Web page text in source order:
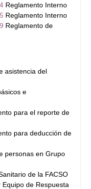
Reglamento Interno
Reglamento Interno
Reglamento de
asistencia del
e
para el reporte de
para deducción de
personas en Grupo
de la FACSO
de Respuesta